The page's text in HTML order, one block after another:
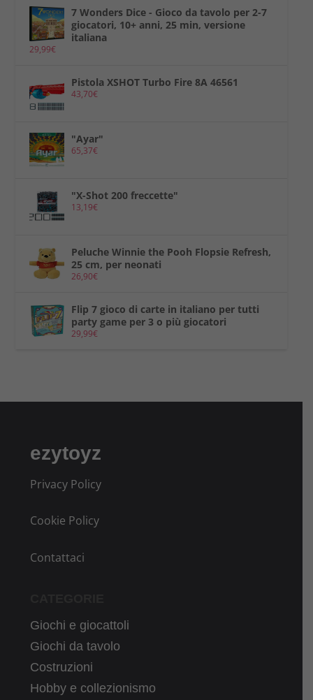
7 Wonders Dice - Gioco da tavolo per 2-7
giocatori, 10+ anni, 25 min, versione
italiana
29,99€
Pistola XSHOT Turbo Fire 8A 46561
43,70€
"Ayar"
65,37€
"X-Shot 200 freccette"
13,19€
Peluche Winnie the Pooh Flopsie Refresh,
25 cm, per neonati
26,90€
Flip 7 gioco di carte in italiano per tutti
party game per 3 o più giocatori
29,99€
ezytoyz
Privacy Policy
Cookie Policy
Contattaci
Giochi e giocattoli
Giochi da tavolo
Costruzioni
Hobby e collezionismo